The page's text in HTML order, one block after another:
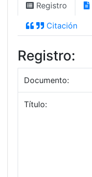
Registro
Citación
Registro:
Documento:
Título: